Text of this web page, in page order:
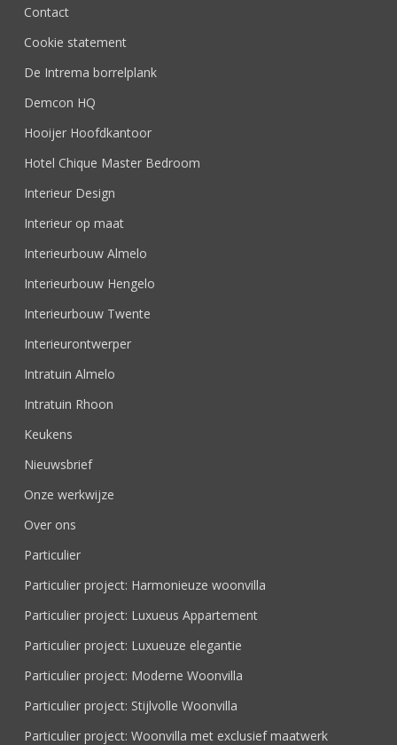
Contact
Cookie statement
De Intrema borrelplank
Demcon HQ
Hooijer Hoofdkantoor
Hotel Chique Master Bedroom
Interieur Design
Interieur op maat
Interieurbouw Almelo
Interieurbouw Hengelo
Interieurbouw Twente
Interieurontwerper
Intratuin Almelo
Intratuin Rhoon
Keukens
Nieuwsbrief
Onze werkwijze
Over ons
Particulier
Particulier project: Harmonieuze woonvilla
Particulier project: Luxueus Appartement
Particulier project: Luxueuze elegantie
Particulier project: Moderne Woonvilla
Particulier project: Stijlvolle Woonvilla
Particulier project: Woonvilla met exclusief maatwerk